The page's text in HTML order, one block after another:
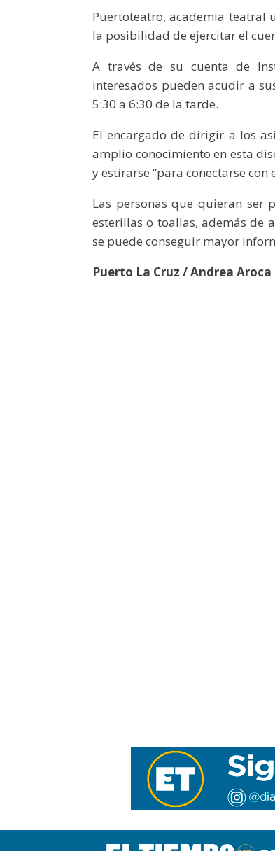
Puertoteatro, academia teatral
la posibilidad de ejercitar el
A través de su cuenta de
interesados pueden acudir a
5:30 a 6:30 de la tarde.
El encargado de dirigir a los
amplio conocimiento en esta
y estirarse “para conectarse con
Las personas que quieran ser
esterillas o toallas, además de
se puede conseguir mayor
Puerto La Cruz / Andrea Aroca